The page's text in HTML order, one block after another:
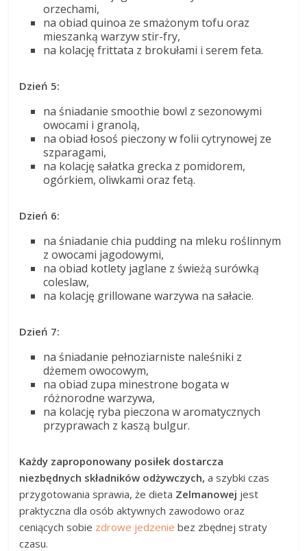
orzechami,
na obiad quinoa ze smażonym tofu oraz
mieszanką warzyw stir-fry,
na kolację frittata z brokułami i serem feta.
Dzień 5:
na śniadanie smoothie bowl z sezonowymi
owocami i granolą,
na obiad łosoś pieczony w folii cytrynowej ze
szparagami,
na kolację sałatka grecka z pomidorem,
ogórkiem, oliwkami oraz fetą.
Dzień 6:
na śniadanie chia pudding na mleku roślinnym
z owocami jagodowymi,
na obiad kotlety jaglane z świeżą surówką
coleslaw,
na kolację grillowane warzywa na sałacie.
Dzień 7:
na śniadanie pełnoziarniste naleśniki z
dżemem owocowym,
na obiad zupa minestrone bogata w
różnorodne warzywa,
na kolację ryba pieczona w aromatycznych
przyprawach z kaszą bulgur.
Każdy zaproponowany posiłek dostarcza
niezbędnych składników odżywczych, a szybki czas
przygotowania sprawia, że dieta Zelmanowej jest
praktyczna dla osób aktywnych zawodowo oraz
ceniących sobie zdrowe jedzenie bez zbędnej straty
czasu.